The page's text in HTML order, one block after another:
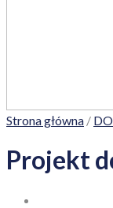
Strona główna /
Projekt